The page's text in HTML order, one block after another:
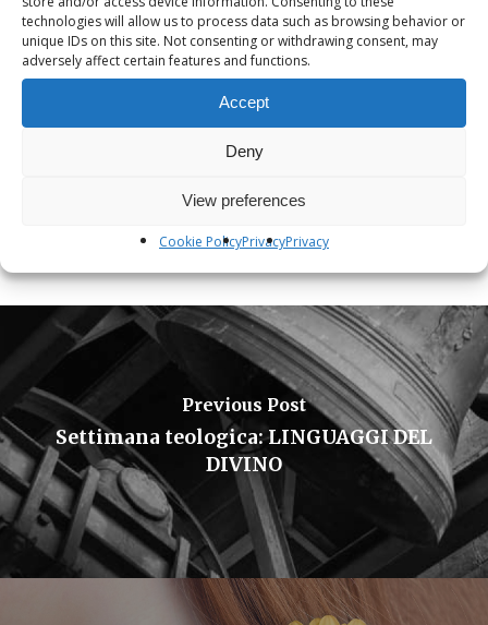
technologies will allow us to process data such as browsing behavior or
unique IDs on this site. Not consenting or withdrawing consent, may
adversely affect certain features and functions.
Accept
Deny
View preferences
Cookie PolicyPrivacyPrivacy
Localitá
Devadatta Firenze
Visualizzazioni : 932
Previous Post
Settimana teologica: LINGUAGGI DEL
DIVINO